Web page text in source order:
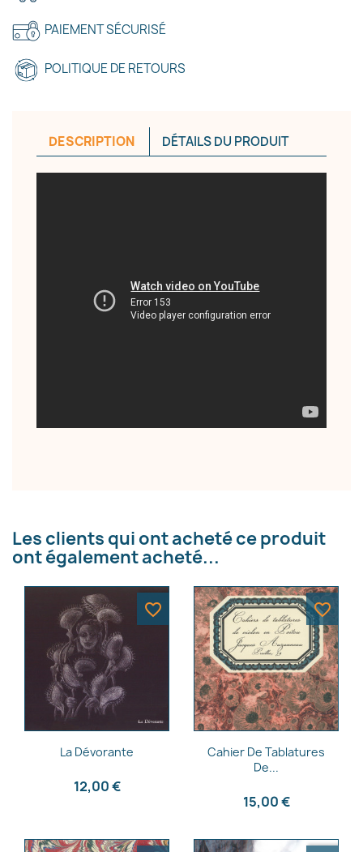
PAIEMENT SÉCURISÉ
POLITIQUE DE RETOURS
DESCRIPTION DÉTAILS DU PRODUIT
Les clients qui ont acheté ce produit
ont également acheté...
Aperçu rapide
La Dévorante
12,00 €
favorite_border
Aperçu rapide
Cahier De Tablatures
De...
15,00 €
favorite_border
Créer une liste d'envies ×
Nom de la liste d'envies
Annuler Créer une liste d'envies